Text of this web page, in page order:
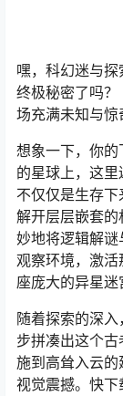
嘿，科幻迷与
终极秘密了吗
场充满未知与惊
想象一下，你
的星球上，这
不仅仅是生存下
解开层层嵌套
妙地将逻辑解
观察环境，激
座庞大的异星迷
随着探索的深
步拼凑出这个
施到高耸入云
视觉震撼。快